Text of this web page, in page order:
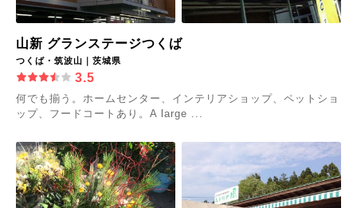
山新 グランステージつくば
つくば・筑波山｜茨城県
3.5
何でも揃う。ホームセンター、インテリアショップ、ペットショ
ップ、フードコートあり。A large ...